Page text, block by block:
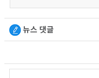
뉴스 댓글